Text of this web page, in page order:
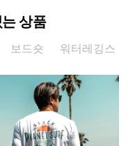
상품
보드숏 워터레깅스